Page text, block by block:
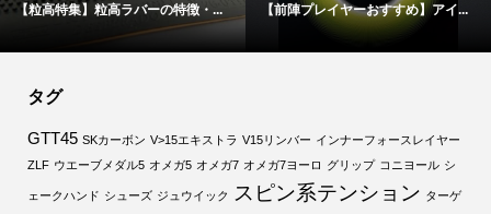
すすめ】アイ... 【卓球用具】どこのメーカーにす... 【正直難しい！
タグ
GTT45 SKカーボン V>15エキストラ V15リンバー インナーフォースレイヤー
ZLF ウエーブメダル5 オメガ5 オメガ7 オメガ7ヨーロ グリップ コニヨール シ
ェークハンド シューズ ジュウイック スピン系テンション ターゲ